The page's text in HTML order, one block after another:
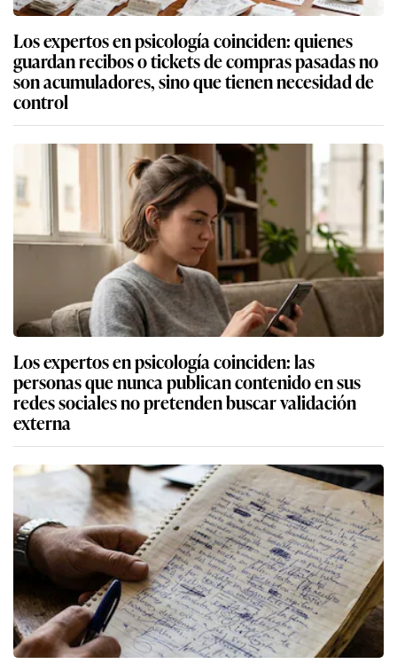
Los expertos en psicología coinciden: quienes
guardan recibos o tickets de compras pasadas no
son acumuladores, sino que tienen necesidad de
control
Los expertos en psicología coinciden: las
personas que nunca publican contenido en sus
redes sociales no pretenden buscar validación
externa